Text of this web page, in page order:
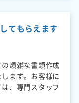
てもらえます
煩雑な書類作成
ます。お客様に
、専門スタッフ